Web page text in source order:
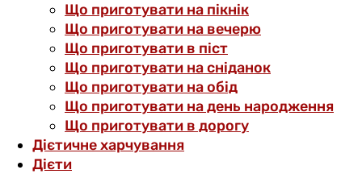
Що приготувати на пікнік
Що приготувати на вечерю
Що приготувати в піст
Що приготувати на сніданок
Що приготувати на обід
Що приготувати на день народження
Що приготувати в дорогу
Дієтичне харчування
Дієти